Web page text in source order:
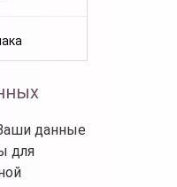
данные
для